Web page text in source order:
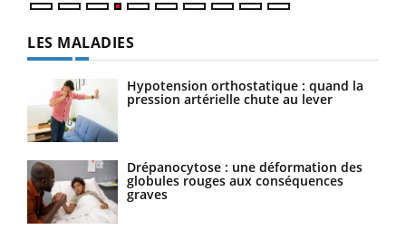
LES MALADIES
Hypotension orthostatique : quand la
pression artérielle chute au lever
Drépanocytose : une déformation des
globules rouges aux conséquences
graves